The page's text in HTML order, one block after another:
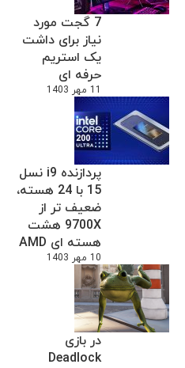
7 گجت مورد
نیاز برای داشت
یک استریم
حرفه ای
11 مهر 1403
پردازنده i9 نسل
15 با 24 هسته،
ضعیف تر از
9700X هشت
هسته ای AMD
10 مهر 1403
در بازی
Deadlock